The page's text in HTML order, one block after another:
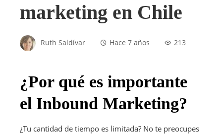
marketing en Chile
Ruth Saldívar Hace 7 años 213
¿Por qué es importante
el Inbound Marketing?
¿Tu cantidad de tiempo es limitada? No te preocupes